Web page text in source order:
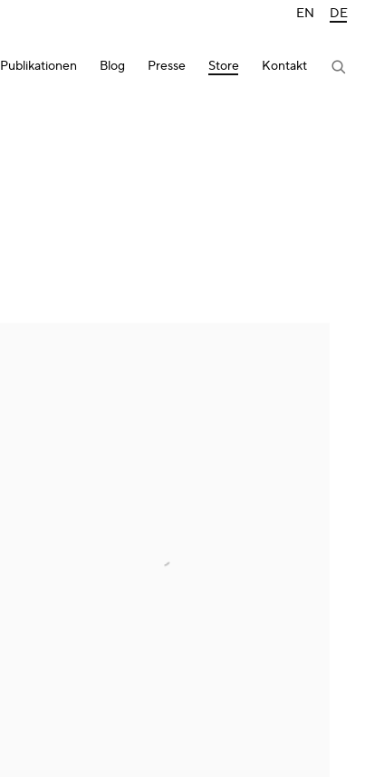
Publikationen Blog Presse Store Kontakt
EN DE